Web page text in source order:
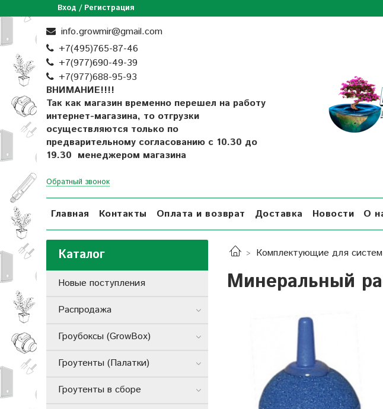
Вход / Регистрация
info.growmir@gmail.com
+7(495)765-87-46
+7(977)690-49-39
+7(977)688-95-93
ВНИМАНИЕ!!!!
Так как магазин временно перешел на работу
интернет-магазина, то отгрузки
осуществляются только по
предварительному согласованию с 10.30 до
19.30 менеджером магазина
Обратный звонок
Главная Контакты Оплата и возврат Доставка Новости О
Комплектующие для
Минеральный
Каталог
Новые поступления
Распродажа
Гроубоксы (GrowBox)
Гроутенты (Палатки)
Гроутенты в сборе